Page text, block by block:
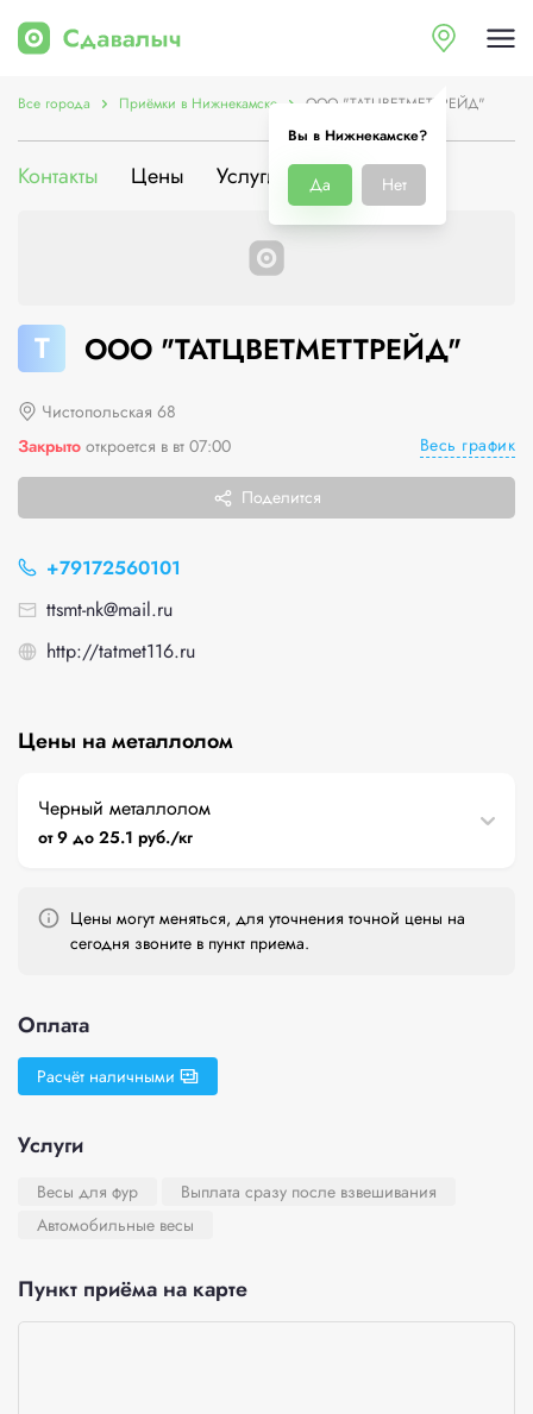
Вы в Нижнекамске?
Да Нет
Все города Приёмки в Нижнекамске ООО "ТАТЦВЕТМЕТТРЕЙД"
Контакты Цены Услуги О компании
Т ООО "ТАТЦВЕТМЕТТРЕЙД"
Чистопольская 68
Закрыто откроется в вт 07:00 Весь график
Поделится
+79172560101
ttsmt-nk@mail.ru
http://tatmet116.ru
Цены на металлолом
Черный металлолом
от 9 до 25.1 руб./кг
Цены могут меняться, для уточнения точной цены на
сегодня звоните в пункт приема.
Оплата
Расчёт наличными
Услуги
Весы для фур
Выплата сразу после взвешивания
Автомобильные весы
Пункт приёма на карте